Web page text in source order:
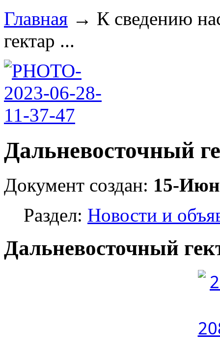
Главная → К сведению
гектар ...
Дальневосточный
Документ создан: 15-
Раздел: Новости и
Дальневосточный